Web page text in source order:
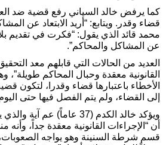
كما يرفض خالد السياني رفع قضية ضد
قضاء وقدر. ويتابع: “أريد الابتعاد عن
محمد قائد الذي يقول: “فكرت في تقديم
عن المشاكل والمحاكم”.
العديد من الحالات التي قابلهم معد
القانونية معقدة وحبال المحاكم طويلة”،
الأخطاء باعتبارها قضاء وقدرا، لتكون
إلى القضاء، ولم يتم الفصل فيها حتى
ويؤكد خالد الكدم (37 عاماً) عم
أن “الإجراءات القانونية معقدة جداً، وأنه
قسم شرطة السنينة وهو يواجه